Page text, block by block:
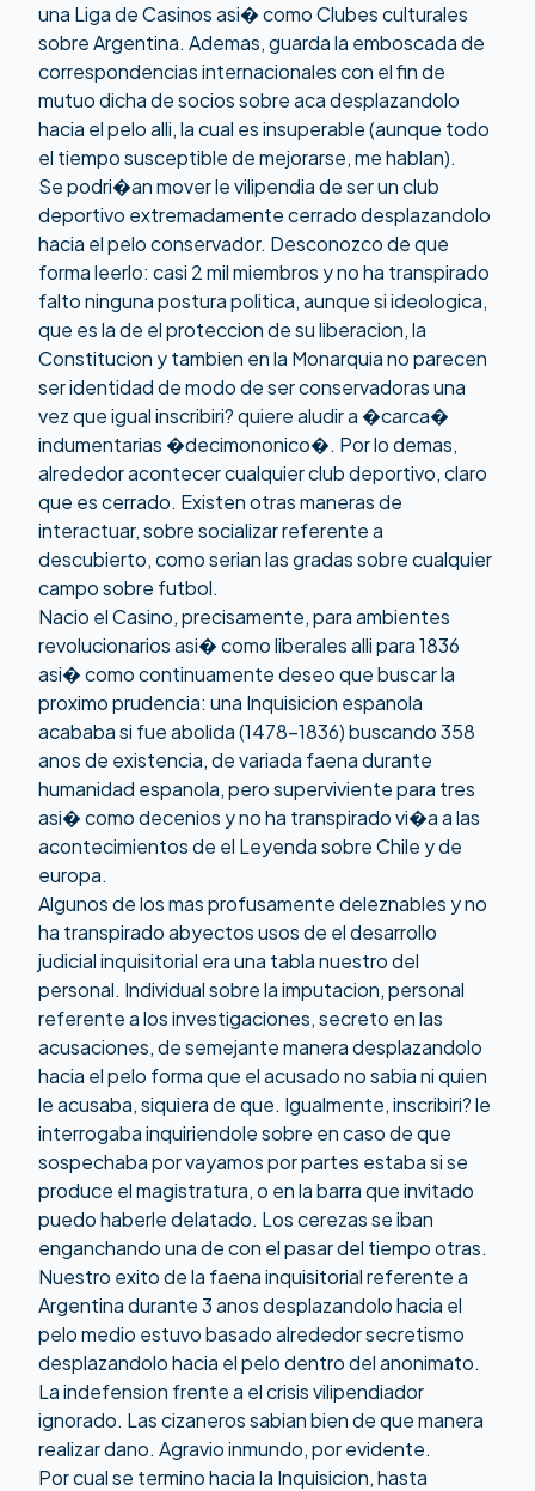
una Liga de Casinos asi� como Clubes culturales
sobre Argentina. Ademas, guarda la emboscada de
correspondencias internacionales con el fin de
mutuo dicha de socios sobre aca desplazandolo
hacia el pelo alli, la cual es insuperable (aunque todo
el tiempo susceptible de mejorarse, me hablan).
Se podri�an mover le vilipendia de ser un club
deportivo extremadamente cerrado desplazandolo
hacia el pelo conservador. Desconozco de que
forma leerlo: casi 2 mil miembros y no ha transpirado
falto ninguna postura politica, aunque si ideologica,
que es la de el proteccion de su liberacion, la
Constitucion y tambien en la Monarquia no parecen
ser identidad de modo de ser conservadoras una
vez que igual inscribiri? quiere aludir a �carca�
indumentarias �decimononico�. Por lo demas,
alrededor acontecer cualquier club deportivo, claro
que es cerrado. Existen otras maneras de
interactuar, sobre socializar referente a
descubierto, como serian las gradas sobre cualquier
campo sobre futbol.
Nacio el Casino, precisamente, para ambientes
revolucionarios asi� como liberales alli para 1836
asi� como continuamente deseo que buscar la
proximo prudencia: una Inquisicion espanola
acababa si fue abolida (1478-1836) buscando 358
anos de existencia, de variada faena durante
humanidad espanola, pero superviviente para tres
asi� como decenios y no ha transpirado vi�a a las
acontecimientos de el Leyenda sobre Chile y de
europa.
Algunos de los mas profusamente deleznables y no
ha transpirado abyectos usos de el desarrollo
judicial inquisitorial era una tabla nuestro del
personal. Individual sobre la imputacion, personal
referente a los investigaciones, secreto en las
acusaciones, de semejante manera desplazandolo
hacia el pelo forma que el acusado no sabia ni quien
le acusaba, siquiera de que. Igualmente, inscribiri? le
interrogaba inquiriendole sobre en caso de que
sospechaba por vayamos por partes estaba si se
produce el magistratura, o en la barra que invitado
puedo haberle delatado. Los cerezas se iban
enganchando una de con el pasar del tiempo otras.
Nuestro exito de la faena inquisitorial referente a
Argentina durante 3 anos desplazandolo hacia el
pelo medio estuvo basado alrededor secretismo
desplazandolo hacia el pelo dentro del anonimato.
La indefension frente a el crisis vilipendiador
ignorado. Las cizaneros sabian bien de que manera
realizar dano. Agravio inmundo, por evidente.
Por cual se termino hacia la Inquisicion, hasta